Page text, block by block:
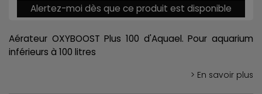
Alertez-moi dès que ce produit est disponible
Aérateur OXYBOOST Plus 100 d'Aquael. Pour aquarium
inférieurs à 100 litres
> En savoir plus